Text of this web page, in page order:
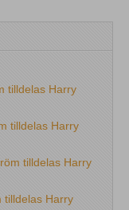
tilldelas Harry
tilldelas Harry
tilldelas Harry
tilldelas Harry